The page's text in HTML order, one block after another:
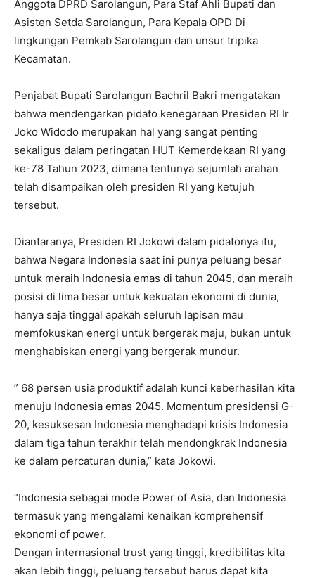
Anggota DPRD Sarolangun, Para Staf Ahli Bupati dan
Asisten Setda Sarolangun, Para Kepala OPD Di
lingkungan Pemkab Sarolangun dan unsur tripika
Kecamatan.
Penjabat Bupati Sarolangun Bachril Bakri mengatakan
bahwa mendengarkan pidato kenegaraan Presiden RI Ir
Joko Widodo merupakan hal yang sangat penting
sekaligus dalam peringatan HUT Kemerdekaan RI yang
ke-78 Tahun 2023, dimana tentunya sejumlah arahan
telah disampaikan oleh presiden RI yang ketujuh
tersebut.
Diantaranya, Presiden RI Jokowi dalam pidatonya itu,
bahwa Negara Indonesia saat ini punya peluang besar
untuk meraih Indonesia emas di tahun 2045, dan meraih
posisi di lima besar untuk kekuatan ekonomi di dunia,
hanya saja tinggal apakah seluruh lapisan mau
memfokuskan energi untuk bergerak maju, bukan untuk
menghabiskan energi yang bergerak mundur.
” 68 persen usia produktif adalah kunci keberhasilan kita
menuju Indonesia emas 2045. Momentum presidensi G-
20, kesuksesan Indonesia menghadapi krisis Indonesia
dalam tiga tahun terakhir telah mendongkrak Indonesia
ke dalam percaturan dunia,” kata Jokowi.
“Indonesia sebagai mode Power of Asia, dan Indonesia
termasuk yang mengalami kenaikan komprehensif
ekonomi of power.
Dengan internasional trust yang tinggi, kredibilitas kita
akan lebih tinggi, peluang tersebut harus dapat kita